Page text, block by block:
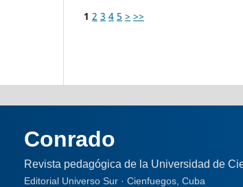
1 2 3 4 5 > >>
Conrado
Revista pedagógica de la Universidad de
Editorial Universo Sur · Cienfuegos, Cuba